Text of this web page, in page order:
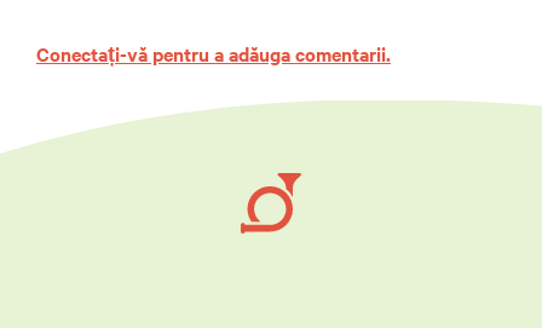
Conectați-vă pentru a adăuga comentarii.